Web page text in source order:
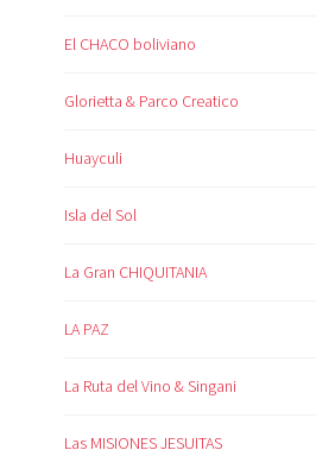
El CHACO boliviano
Glorietta & Parco Creatico
Huayculi
Isla del Sol
La Gran CHIQUITANIA
LA PAZ
La Ruta del Vino & Singani
Las MISIONES JESUITAS